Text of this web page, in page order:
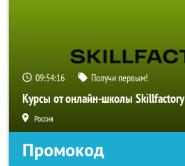
09:54:16 Получи первым!
Курсы от онлайн-школы Skillfactory
Россия
Промокод